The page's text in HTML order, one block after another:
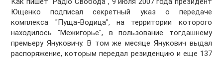
Ющенко подписал секретный указ о передаче
комплекса "Пуща-Водица", на территории которого
находилось "Межигорье", в пользование тогдашнему
премьеру Януковичу. В том же месяце Янукович выдал
распоряжение, которым передал резиденцию и еще 137